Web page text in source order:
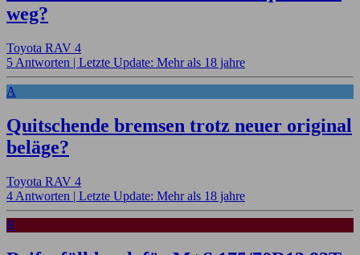
weg?
Toyota RAV 4
5 Antworten | Letzte Update: Mehr als 18 jahre
A
Quitschende bremsen trotz neuer original
beläge?
Toyota RAV 4
4 Antworten | Letzte Update: Mehr als 18 jahre
R